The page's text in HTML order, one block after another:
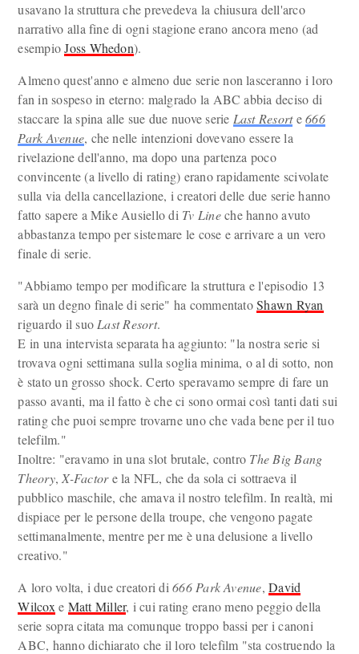
usavano la struttura che prevedeva la chiusura dell'arco
narrativo alla fine di ogni stagione erano ancora meno (ad
esempioJoss Whedon).
Almeno quest'anno e almeno due serie non lasceranno i loro
fan in sospeso in eterno: malgrado la ABC abbia deciso di
staccare la spina alle sue due nuove serie Last Resorte666
Park Avenue, che nelle intenzioni dovevano essere la
rivelazione dell'anno, ma dopo una partenza poco
convincente (a livello di rating) erano rapidamente scivolate
sulla via della cancellazione, i creatori delle due serie hanno
fatto sapere a Mike Ausiello di Tv Lineche hanno avuto
abbastanza tempo per sistemare le cose e arrivare a un vero
finale di serie.
"Abbiamo tempo per modificare la struttura e l'episodio 13
sarà un degno finale di serie" ha commentatoShawn Ryan
riguardo il suo Last Resort.
E in una intervista separata ha aggiunto: "la nostra serie si
trovava ogni settimana sulla soglia minima, o al di sotto, non
è stato un grosso shock. Certo speravamo sempre di fare un
passo avanti, ma il fatto è che ci sono ormai così tanti dati sui
rating che puoi sempre trovarne uno che vada bene per il tuo
telefilm."
Inoltre: "eravamo in una slot brutale, contro The Big Bang
Theory, X-Factore la NFL, che da sola ci sottraeva il
pubblico maschile, che amava il nostro telefilm. In realtà, mi
dispiace per le persone della troupe, che vengono pagate
settimanalmente, mentre per me è una delusione a livello
creativo."
A loro volta, i due creatori di666 Park Avenue,David
Wilcox e Matt Miller, i cui rating erano meno peggio della
serie sopra citata ma comunque troppo bassi per i canoni
ABC, hanno dichiarato che il loro telefilm "sta costruendo la